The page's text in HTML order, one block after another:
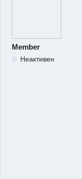
Member
Неактивен